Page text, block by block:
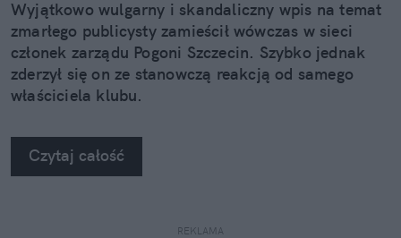
Wyjątkowo wulgarny i skandaliczny wpis na temat
zmarłego publicysty zamieścił wówczas w sieci
członek zarządu Pogoni Szczecin. Szybko jednak
zderzył się on ze stanowczą reakcją od samego
właściciela klubu.
Czytaj całość
REKLAMA